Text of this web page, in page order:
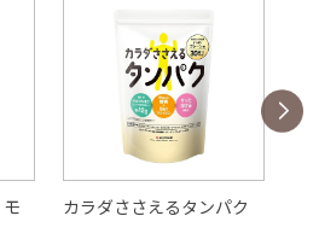
カラダささえるタンパク